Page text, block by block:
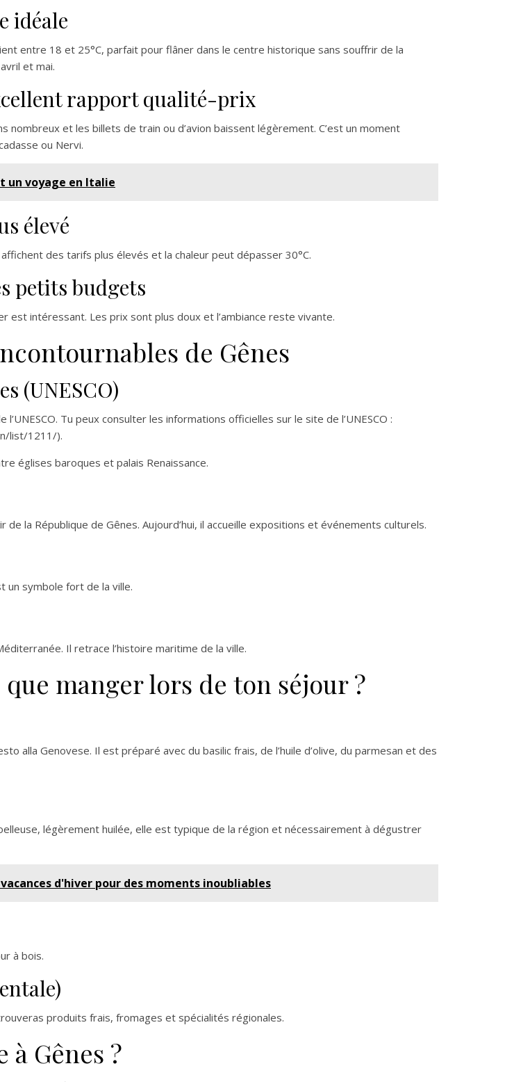
idéale
entre 18 et 25°C, parfait pour flâner dans le centre historique sans souffrir de la
et mai.
rapport qualité-prix
et les billets de train ou d’avion baissent légèrement. C’est un moment
ou Nervi.
un voyage en Italie
élevé
des tarifs plus élevés et la chaleur peut dépasser 30°C.
petits budgets
est intéressant. Les prix sont plus doux et l’ambiance reste vivante.
de Gênes
(UNESCO)
Tu peux consulter les informations officielles sur le site de l’UNESCO :
list/1211/).
églises baroques et palais Renaissance.
la République de Gênes. Aujourd’hui, il accueille expositions et événements culturels.
un symbole fort de la ville.
Il retrace l’histoire maritime de la ville.
manger lors de ton séjour ?
alla Genovese. Il est préparé avec du basilic frais, de l’huile d’olive, du parmesan et des
légèrement huilée, elle est typique de la région et nécessairement à dégustrer
d'hiver pour des moments inoubliables
à bois.
produits frais, fromages et spécialités régionales.
Gênes ?